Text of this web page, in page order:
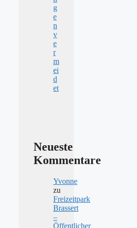
g
e
n
v
e
r
m
ei
d
et
Neueste
Kommentare
Yvonne
zu
Freizeitpark
Brassert
–
Öffentlicher